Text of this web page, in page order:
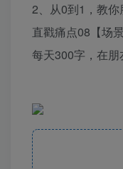
2、从0到1，教
直戳痛点08【场
每天300字，在